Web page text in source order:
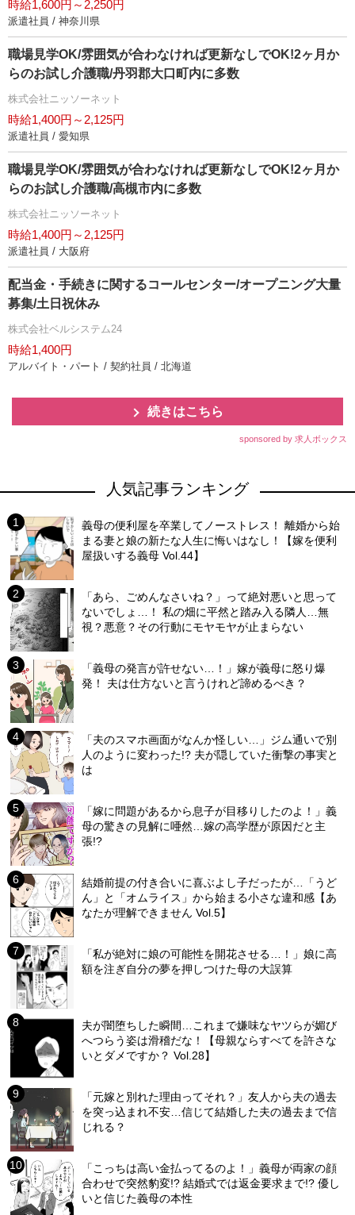
時給1,600円～2,250円
派遣社員 / 神奈川県
職場見学OK/雰囲気が合わなければ更新なしでOK!2ヶ月か
らのお試し介護職/丹羽郡大口町内に多数
株式会社ニッソーネット
時給1,400円～2,125円
派遣社員 / 愛知県
職場見学OK/雰囲気が合わなければ更新なしでOK!2ヶ月か
らのお試し介護職/高槻市内に多数
株式会社ニッソーネット
時給1,400円～2,125円
派遣社員 / 大阪府
配当金・手続きに関するコールセンター/オープニング大量
募集/土日祝休み
株式会社ベルシステム24
時給1,400円
アルバイト・パート / 契約社員 / 北海道
続きはこちら
sponsored by 求人ボックス
人気記事ランキング
義母の便利屋を卒業してノーストレス！ 離婚から始
まる妻と娘の新たな人生に悔いはなし！【嫁を便利
屋扱いする義母 Vol.44】
「あら、ごめんなさいね？」って絶対悪いと思って
ないでしょ…！ 私の畑に平然と踏み入る隣人…無
視？悪意？その行動にモヤモヤが止まらない
「義母の発言が許せない…！」嫁が義母に怒り爆
発！ 夫は仕方ないと言うけれど諦めるべき？
「夫のスマホ画面がなんか怪しい…」ジム通いで別
人のように変わった!? 夫が隠していた衝撃の事実と
は
「嫁に問題があるから息子が目移りしたのよ！」義
母の驚きの見解に唖然…嫁の高学歴が原因だと主
張!?
結婚前提の付き合いに喜ぶよし子だったが…「うど
ん」と「オムライス」から始まる小さな違和感【あ
なたが理解できません Vol.5】
「私が絶対に娘の可能性を開花させる…！」娘に高
額を注ぎ自分の夢を押しつけた母の大誤算
夫が闇堕ちした瞬間…これまで嫌味なヤツらが媚び
へつらう姿は滑稽だな！【母親ならすべてを許さな
いとダメですか？ Vol.28】
「元嫁と別れた理由ってそれ？」友人から夫の過去
を突っ込まれ不安…信じて結婚した夫の過去まで信
じれる？
「こっちは高い金払ってるのよ！」義母が両家の顔
合わせで突然豹変!? 結婚式では返金要求まで!? 優し
いと信じた義母の本性